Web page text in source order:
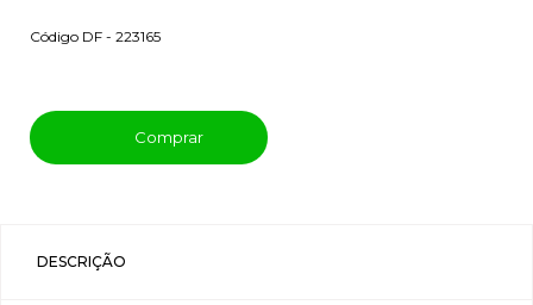
DF - 223165
Comprar
DESCRIÇÃO